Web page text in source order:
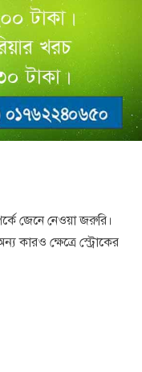
জেনে নেওয়া জরুরি।
কারও ক্ষেত্রে স্ট্রোকের